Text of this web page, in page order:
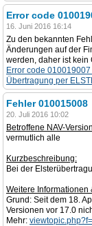
Error code
16. Juni 2016 16:14
Zu den bekannten
Änderungen auf der
werden, daher ist kein
Error code
Übertragung per
Fehler 010015008
20. Juli 2016 10:02
Betroffene NAV-
vermutlich alle
Kurzbeschreibung:
Bei der
Weitere Informationen
Grund: Seit dem 18.
Versionen vor 17.0
Mehr: